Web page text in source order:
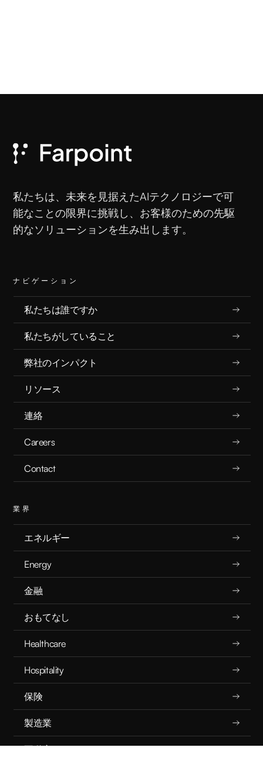
業界
エネルギー
Energy
金融
おもてなし
Healthcare
Hospitality
保険
製造業
不動産
ナビゲーション
私たちは誰ですか
私たちがしていること
弊社のインパクト
リソース
連絡
Careers
Contact
私たちは、未来を見据えたAIテクノロジーで可
能なことの限界に挑戦し、お客様のための先駆
的なソリューションを生み出します。